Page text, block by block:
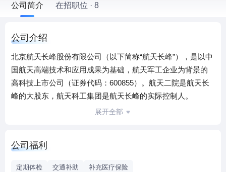
公司简介 在招职位 · 8
公司介绍
北京航天长峰股份有限公司（以下简称“航天长峰”），是以中
国航天高端技术和应用成果为基础，航天军工企业为背景的
高科技上市公司（证券代码：600855）。航天二院是航天长
峰的大股东，航天科工集团是航天长峰的实际控制人。
作为航天二院唯一一家上市公司，航天长峰是航天二院资本
家参股公司，在职职工近1800人，在全国范围内的分支机构
展开全部
公司福利
定期体检 交通补助 补充医疗保险